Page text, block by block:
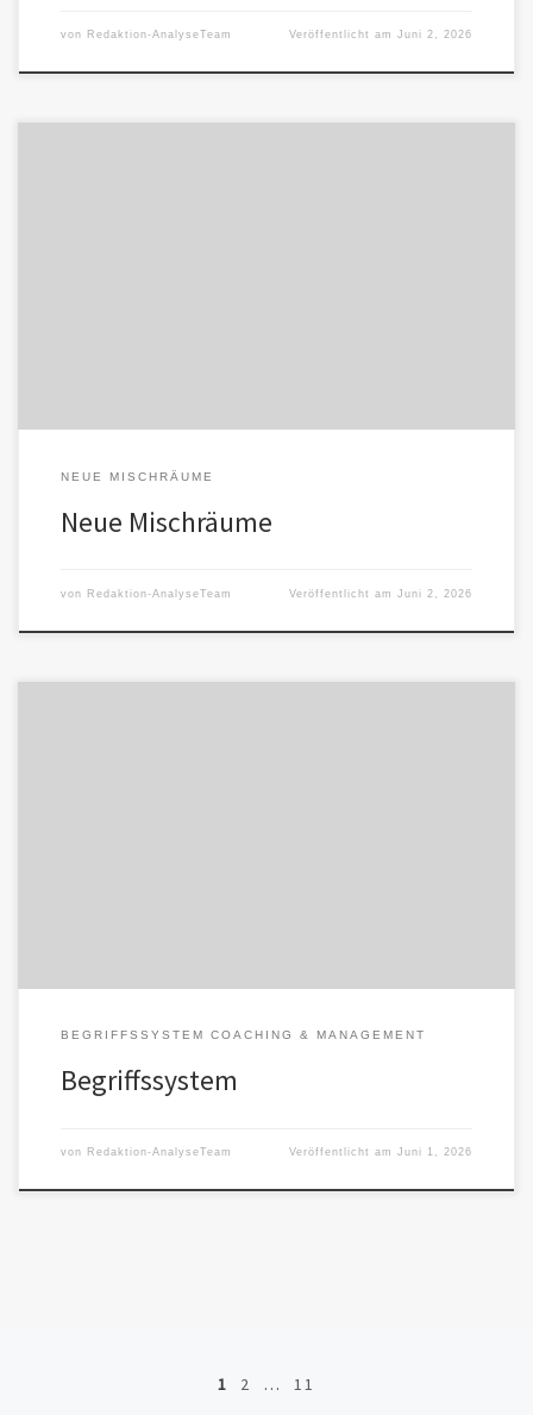
von Redaktion-AnalyseTeam Veröffentlicht amJuni 2, 2026
NEUE MISCHRÄUME
Neue Mischräume
von Redaktion-AnalyseTeam Veröffentlicht amJuni 2, 2026
BEGRIFFSSYSTEM COACHING & MANAGEMENT
Begriffssystem
von Redaktion-AnalyseTeam Veröffentlicht amJuni 1, 2026
Beitragsnavigation
1 2 … 11